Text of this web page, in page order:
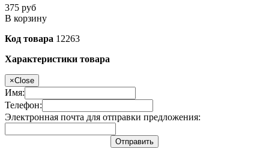
375 руб
В корзину
Код товара 12263
Характеристики товара
×Close
Имя:
Телефон:
Электронная почта для отправки предложения:
Отправить